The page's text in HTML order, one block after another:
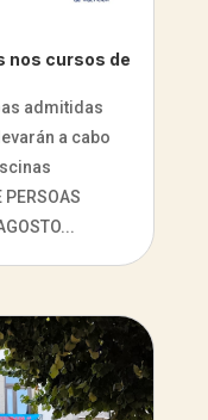
nos cursos de
admitidas
a cabo